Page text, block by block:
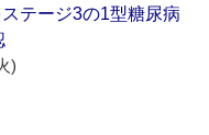
テージ3の1型糖尿病
)